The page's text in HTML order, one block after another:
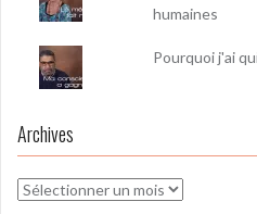
humaines
Pourquoi j'ai
Archives
Archives